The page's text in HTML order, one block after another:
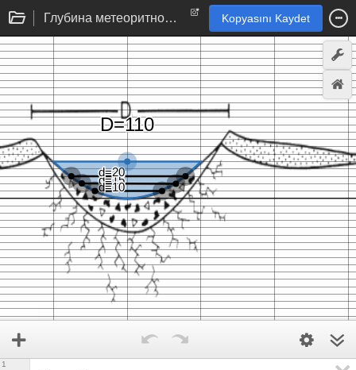
Глубина метеоритного озера Каали (Эстония) Kopyasını Kaydet
1